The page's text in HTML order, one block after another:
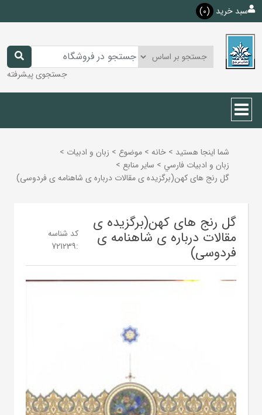
سبد خرید (0)
جستجوی پیشرفته
شما اینجا هستید > خانه > موضوع > زبان و ادبيات >
زبان و ادبيات فارسي > ساير منابع >
گل رنج های کهن(برگزیده ی مقالات درباره ی شاهنامه ی فردوسی)
گل رنج های کهن(برگزیده ی
مقالات درباره ی شاهنامه ی
فردوسی)
کد شناسه
:
721239